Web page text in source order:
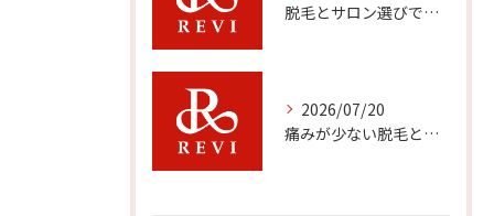
脱毛とサロン選びで三重県で後悔しないための料金や通いやすさ比較ガイド
2026/07/20
痛みが少ない脱毛と肌に優しいハーブピーリングの効果